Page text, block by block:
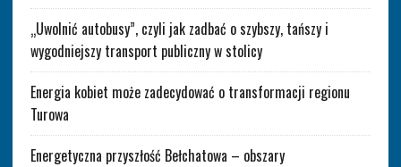
„Uwolnić autobusy”, czyli jak zadbać o szybszy, tańszy i
wygodniejszy transport publiczny w stolicy
Energia kobiet może zadecydować o transformacji regionu
Turowa
Energetyczna przyszłość Bełchatowa – obszary